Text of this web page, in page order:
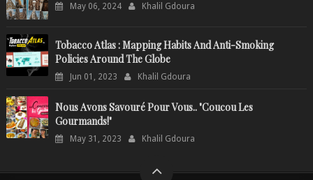
May 06, 2024 Khalil Gdoura
Tobacco Atlas : Mapping Habits And Anti-Smoking
Policies Around The Globe
Jun 01, 2023 Khalil Gdoura
Nous Avons Savouré Pour Vous.. "Coucou Les
Gourmands!"
May 31, 2023 Khalil Gdoura